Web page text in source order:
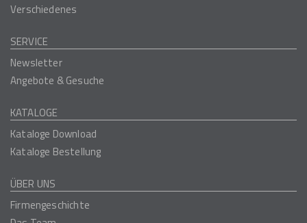
Verschiedenes
SERVICE
Newsletter
Angebote & Gesuche
KATALOGE
Kataloge Download
Kataloge Bestellung
ÜBER UNS
Firmengeschichte